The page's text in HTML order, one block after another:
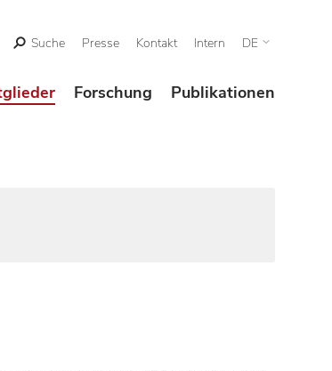
Suche Presse Kontakt Intern DE
Forschung Publikationen